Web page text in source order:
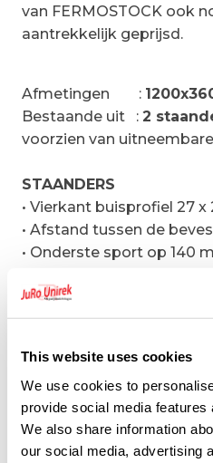
This website uses cookies
We use cookies to
provide social media features
We also share information
our social media, advertising
van FERMOSTOCK ook
aantrekkelijk geprijsd.
Afmetingen :
Bestaande uit
: 2
voorzien van
STAANDERS
• Vierkant buisprofiel 27 x
• Afstand tussen de
• Onderste sport op 140
• RVS bouten
• Bovenaan zijn er
DWARSLIGGERS
• Geanodiseerd
• Profiel 12/10, 50×22 mm.
• Diepte 360mm.